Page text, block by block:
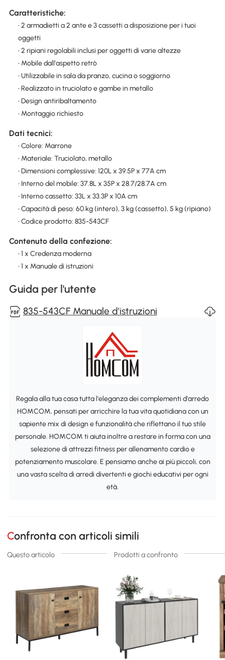
Caratteristiche:
• 2 armadietti a 2 ante e 3 cassetti a disposizione per i tuoi
oggetti
• 2 ripiani regolabili inclusi per oggetti di varie altezze
• Mobile dall'aspetto retrò
• Utilizzabile in sala da pranzo, cucina o soggiorno
• Realizzato in truciolato e gambe in metallo
• Design antiribaltamento
• Montaggio richiesto
Dati tecnici:
• Colore: Marrone
• Materiale: Truciolato, metallo
• Dimensioni complessive: 120L x 39.5P x 77A cm
• Interno del mobile: 37.8L x 35P x 28.7/28.7A cm
• Interno cassetto: 33L x 33.3P x 10A cm
• Capacità di peso: 60 kg (intero), 3 kg (cassetto), 5 kg (ripiano)
• Codice prodotto: 835-543CF
Contenuto della confezione:
• 1 x Credenza moderna
• 1 x Manuale di istruzioni
Guida per l'utente
835-543CF Manuale d'istruzioni
Regala alla tua casa tutta l'eleganza dei complementi d'arredo
HOMCOM, pensati per arricchire la tua vita quotidiana con un
sapiente mix di design e funzionalità che riflettano il tuo stile
personale. HOMCOM ti aiuta inoltre a restare in forma con una
selezione di attrezzi fitness per allenamento cardio e
potenziamento muscolare. E pensiamo anche ai più piccoli, con
una vasta scelta di arredi divertenti e giochi educativi per ogni
età.
Confronta con articoli simili
Questo articolo Prodotti a confronto